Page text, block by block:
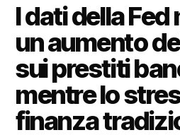
I dati della
un aumento
sui prestiti
mentre lo
finanza